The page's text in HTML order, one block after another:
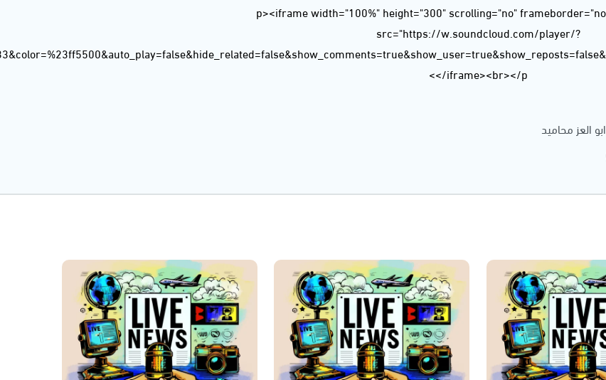
<p><iframe width="100%" height="300" scrolling="no"
src="https://w.soundcloud.com/player/?
</iframe><br></p>